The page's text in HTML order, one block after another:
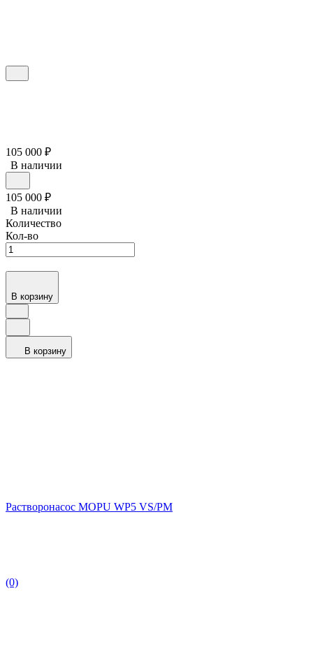
105 000 ₽
В наличии
105 000 ₽
В наличии
Количество
Кол-во
В корзину
В корзину
Растворонасос MOPU WP5 VS/PM
(0)